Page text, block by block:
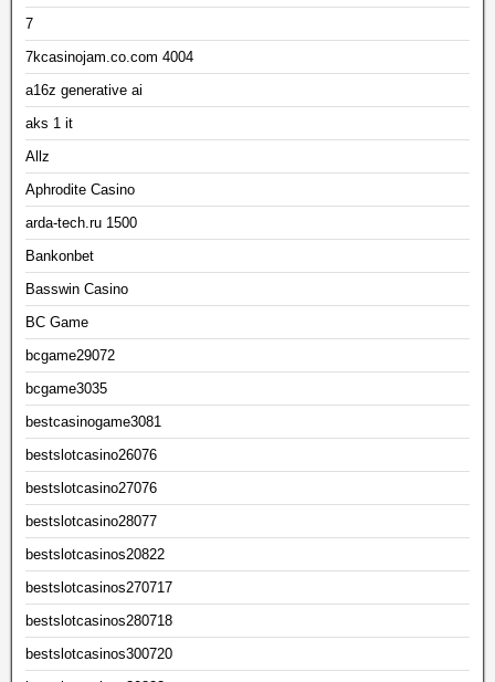
7
7kcasinojam.co.com 4004
a16z generative ai
aks 1 it
Allz
Aphrodite Casino
arda-tech.ru 1500
Bankonbet
Basswin Casino
BC Game
bcgame29072
bcgame3035
bestcasinogame3081
bestslotcasino26076
bestslotcasino27076
bestslotcasino28077
bestslotcasinos20822
bestslotcasinos270717
bestslotcasinos280718
bestslotcasinos300720